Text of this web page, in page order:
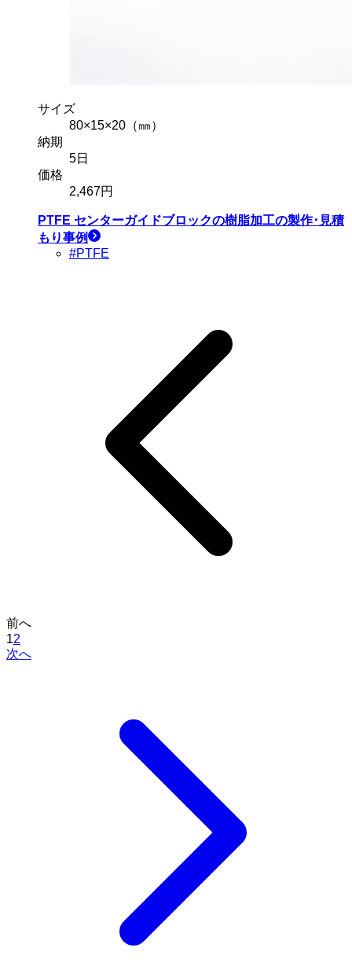
サイズ
80×15×20（㎜）
納期
5日
価格
2,467円
PTFE センターガイドブロックの樹脂加工の製作･見積
もり事例
#PTFE
前へ
12
次へ